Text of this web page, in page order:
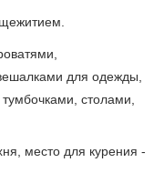
для одежды,
столами,
место для курения -